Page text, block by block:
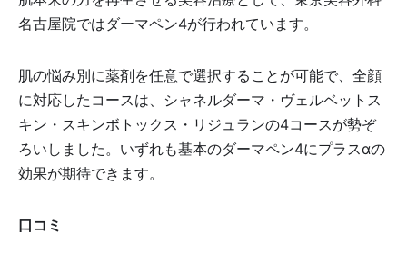
名古屋院ではダーマペン4が行われています。
肌の悩み別に薬剤を任意で選択することが可能で、全顔
に対応したコースは、シャネルダーマ・ヴェルベットス
キン・スキンボトックス・リジュランの4コースが勢ぞ
ろいしました。いずれも基本のダーマペン4にプラスαの
効果が期待できます。
口コミ